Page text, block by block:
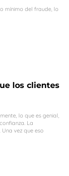
mínimo del fraude, lo
los clientes
lo que es genial,
La
vez que eso